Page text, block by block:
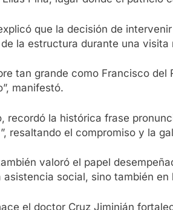
que la decisión de
la estructura durante una
tan grande como Francisco
manifestó.
recordó la histórica frase
resaltando el compromiso y la
valoró el papel
asistencia social, sino también
el doctor Cruz Jiminián